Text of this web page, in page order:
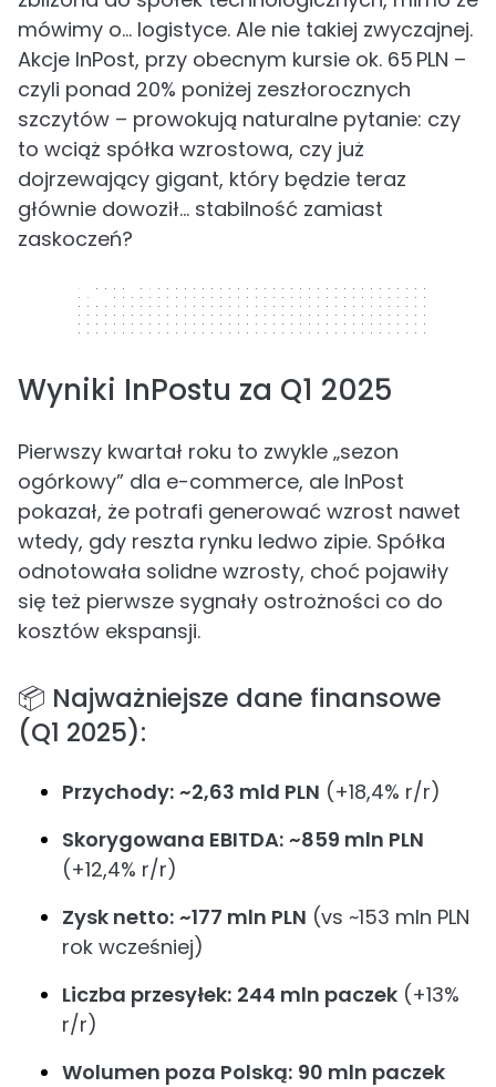
mówimy o... logistyce. Ale nie takiej zwyczajnej.
Akcje InPost, przy obecnym kursie ok. 65 PLN –
czyli ponad 20% poniżej zeszłorocznych
szczytów – prowokują naturalne pytanie: czy
to wciąż spółka wzrostowa, czy już
dojrzewający gigant, który będzie teraz
głównie dowoził… stabilność zamiast
zaskoczeń?
320 x 50
Wyniki InPostu za Q1 2025
Pierwszy kwartał roku to zwykle „sezon
ogórkowy” dla e-commerce, ale InPost
pokazał, że potrafi generować wzrost nawet
wtedy, gdy reszta rynku ledwo zipie. Spółka
odnotowała solidne wzrosty, choć pojawiły
się też pierwsze sygnały ostrożności co do
kosztów ekspansji.
📦 Najważniejsze dane finansowe
(Q1 2025):
Przychody: ~2,63 mld PLN (+18,4% r/r)
Skorygowana EBITDA: ~859 mln PLN
(+12,4% r/r)
Zysk netto: ~177 mln PLN (vs ~153 mln PLN
rok wcześniej)
Liczba przesyłek: 244 mln paczek (+13%
r/r)
Wolumen poza Polską: 90 mln paczek